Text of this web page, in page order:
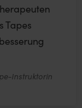
Tapes
Instruktorin